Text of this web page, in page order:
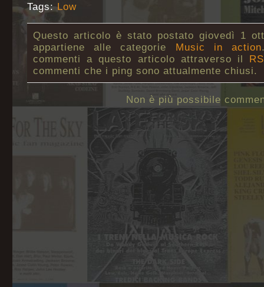
Tags:Low
Questo articolo è stato postato giovedì 1
appartiene alle categorie Music in action
commenti a questo articolo attraverso il
commenti che i ping sono attualmente chiusi.
Non è più possibile